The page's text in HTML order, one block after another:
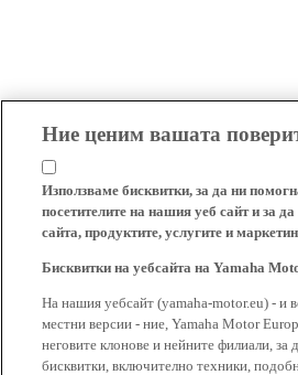
Ние ценим вашата
Използваме бисквитки, за да ни
посетителите на нашия уеб сайт и за
сайта, продуктите, услугите и
Бисквитки на уебсайта на Yamaha
На нашия уебсайт (yamaha-motor.eu) - и
местни версии - ние, Yamaha Motor
неговите клонове и нейните филиали, за
бисквитки, включително техники,